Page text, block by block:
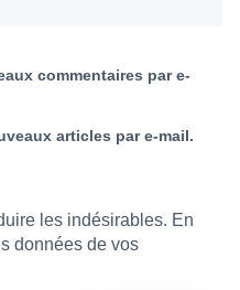
commentaires par e-
articles par e-mail.
les indésirables. En
données de vos